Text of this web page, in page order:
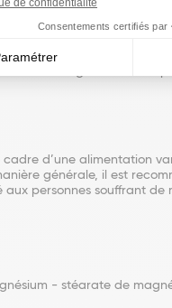
verre d’eau.
Elle est également
d’une alimentation
générale, il est
personnes souffrant
- stéarate de